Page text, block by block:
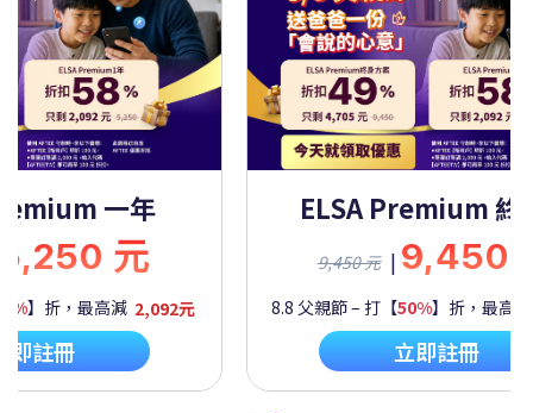
一年
元
】折，最高減 2,092元
即註冊
ELSA Premium 終
9,450 元 | 9,450
8.8 父親節 – 打【50%】折，最高
立即註冊